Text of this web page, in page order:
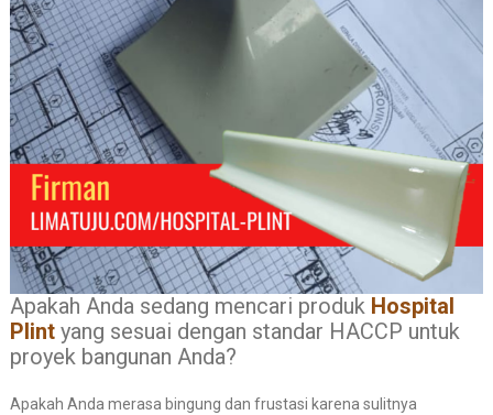
Apakah Anda sedang mencari produk Hospital
Plintyang sesuai dengan standar HACCP untuk
proyek bangunan Anda?
Apakah Anda merasa bingung dan frustasi karena sulitnya